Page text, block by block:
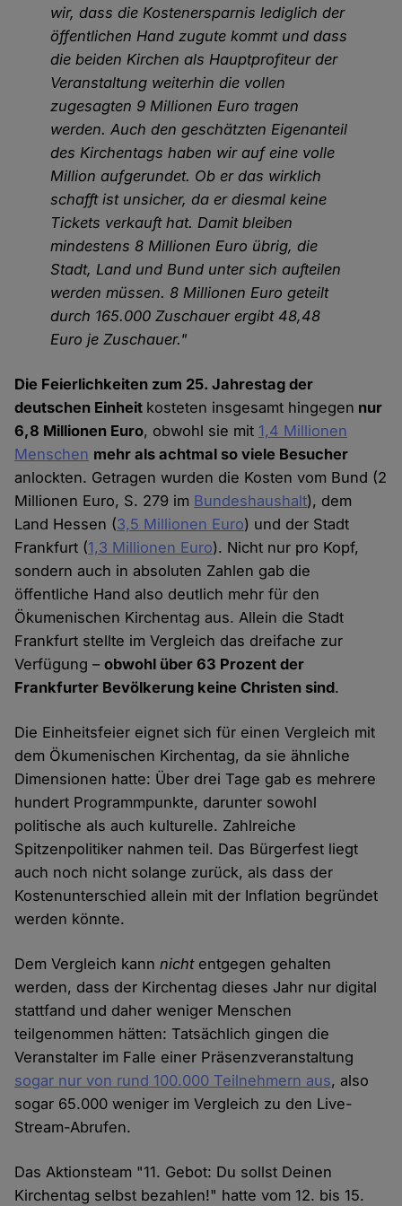
wir, dass die Kostenersparnis lediglich der
öffentlichen Hand zugute kommt und dass
die beiden Kirchen als Hauptprofiteur der
Veranstaltung weiterhin die vollen
zugesagten 9 Millionen Euro tragen
werden. Auch den geschätzten Eigenanteil
des Kirchentags haben wir auf eine volle
Million aufgerundet. Ob er das wirklich
schafft ist unsicher, da er diesmal keine
Tickets verkauft hat. Damit bleiben
mindestens 8 Millionen Euro übrig, die
Stadt, Land und Bund unter sich aufteilen
werden müssen. 8 Millionen Euro geteilt
durch 165.000 Zuschauer ergibt 48,48
Euro je Zuschauer."
Die Feierlichkeiten zum 25. Jahrestag der
deutschen Einheit kosteten insgesamt hingegen nur
6,8 Millionen Euro, obwohl sie mit 1,4 Millionen
Menschen mehr als achtmal so viele Besucher
anlockten. Getragen wurden die Kosten vom Bund (2
Millionen Euro, S. 279 im Bundeshaushalt), dem
Land Hessen (3,5 Millionen Euro) und der Stadt
Frankfurt (1,3 Millionen Euro). Nicht nur pro Kopf,
sondern auch in absoluten Zahlen gab die
öffentliche Hand also deutlich mehr für den
Ökumenischen Kirchentag aus. Allein die Stadt
Frankfurt stellte im Vergleich das dreifache zur
Verfügung –obwohl über 63 Prozent der
Frankfurter Bevölkerung keine Christen sind.
Die Einheitsfeier eignet sich für einen Vergleich mit
dem Ökumenischen Kirchentag, da sie ähnliche
Dimensionen hatte: Über drei Tage gab es mehrere
hundert Programmpunkte, darunter sowohl
politische als auch kulturelle. Zahlreiche
Spitzenpolitiker nahmen teil. Das Bürgerfest liegt
auch noch nicht solange zurück, als dass der
Kostenunterschied allein mit der Inflation begründet
werden könnte.
Dem Vergleich kannnichtentgegen gehalten
werden, dass der Kirchentag dieses Jahr nur digital
stattfand und daher weniger Menschen
teilgenommen hätten: Tatsächlich gingen die
Veranstalter im Falle einer Präsenzveranstaltung
sogar nur von rund 100.000 Teilnehmern aus, also
sogar 65.000 weniger im Vergleich zu den Live-
Stream-Abrufen.
Das Aktionsteam "11. Gebot: Du sollst Deinen
Kirchentag selbst bezahlen!" hatte vom 12. bis 15.